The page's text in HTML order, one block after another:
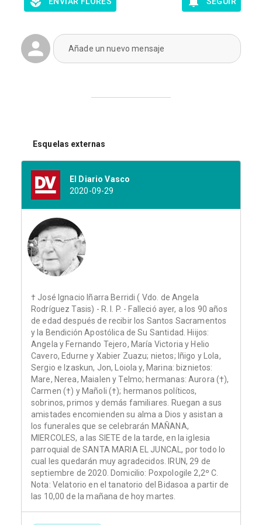
Añade un nuevo mensaje
Esquelas externas
El Diario Vasco
2020-09-29
† José Ignacio Iñarra Berridi ( Vdo. de Angela
Rodríguez Tasis) - R. I. P. - Falleció ayer, a los 90 años
de edad después de recibir los Santos Sacramentos
y la Bendición Apostólica de Su Santidad. Hiijos:
Angela y Fernando Tejero, María Victoria y Helio
Cavero, Edurne y Xabier Zuazu; nietos; Iñigo y Lola,
Sergio e Izaskun, Jon, Loiola y, Marina: biznietos:
Mare, Nerea, Maialen y Telmo; hermanas: Aurora (†),
Carmen (†) y Mañoli (†); hermanos políticos,
sobrinos, primos y demás familiares. Ruegan a sus
amistades encomienden su alma a Dios y asistan a
los funerales que se celebrarán MAÑANA,
MIERCOLES, a las SIETE de la tarde, en la iglesia
parroquial de SANTA MARIA EL JUNCAL, por todo lo
cual les quedarán muy agradecidos. IRUN, 29 de
septiembre de 2020. Domicilio: Poxpologile 2,2º C.
Nota: Velatorio en el tanatorio del Bidasoa a partir de
las 10,00 de la mañana de hoy martes.